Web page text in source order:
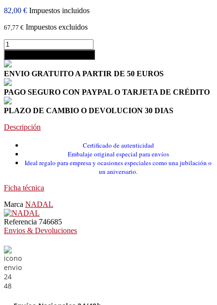
82,00 € Impuestos incluidos
67,77 € Impuestos excluidos
ENVIO GRATUITO A PARTIR DE 50 EUROS
PAGO SEGURO CON PAYPAL O TARJETA DE CRÉDITO
PLAZO DE CAMBIO O DEVOLUCION 30 DIAS
Descripción
Certificado de autenticidad
Embalaje original especial para envíos
Ideal regalo para empresa y ocasiones especiales como una jubilación o
un aniversario.
Ficha técnica
Marca NADAL
Referencia 746685
Envios & Devoluciones